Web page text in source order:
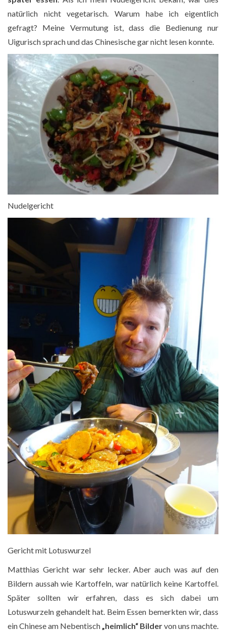
natürlich nicht vegetarisch. Warum habe ich eigentlich
gefragt? Meine Vermutung ist, dass die Bedienung nur
Uigurisch sprach und das Chinesische gar nicht lesen konnte.
Nudelgericht
Gericht mit Lotuswurzel
Matthias Gericht war sehr lecker. Aber auch was auf den
Bildern aussah wie Kartoffeln, war natürlich keine Kartoffel.
Später sollten wir erfahren, dass es sich dabei um
Lotuswurzeln gehandelt hat. Beim Essen bemerkten wir, dass
ein Chinese am Nebentisch „heimlich“ Bildervon uns machte.